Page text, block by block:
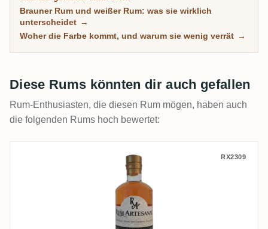
kann ein 8-jähriger Karibik-Rum tiefer schmecken als
ein 20-jähriger Scotch. Diese Übersicht versammelt
jeden Rum auf RumX, der echte Zeit im Holz
Brauner Rum und weißer Rum: was sie wirklich
unterscheidet →
Woher die Farbe kommt, und warum sie wenig verrät →
Diese Rums könnten dir auch gefallen
Rum-Enthusiasten, die diesen Rum mögen, haben auch
die folgenden Rums hoch bewertet:
Clarendon & Worthy Park & Hampden
RX2309